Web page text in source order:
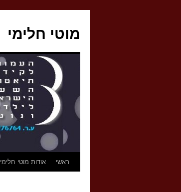
מוטי חלימי
ראשי אודות מוטי חלימי